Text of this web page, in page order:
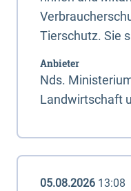
Tierschutz. Sie
Anbieter
Nds.
Landwirtschaft
05.08.2026 13:08